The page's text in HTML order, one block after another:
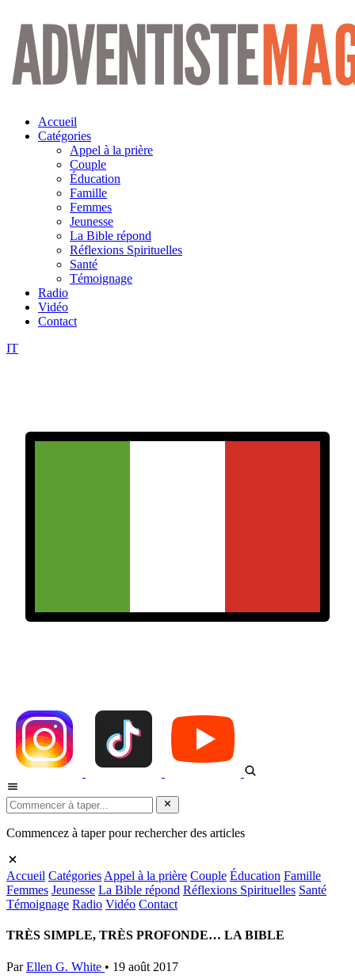
Aller
contenu
Accueil
Catégories
Appel à la prière
Couple
Éducation
Famille
Femmes
Jeunesse
La Bible répond
Réflexions Spirituelles
Santé
Témoignage
Radio
Vidéo
Contact
IT
Commencez à taper pour rechercher des articles
Accueil Catégories Appel à la prière Couple Éducation Famille
Femmes Jeunesse La Bible répond Réflexions Spirituelles Santé
Témoignage Radio Vidéo Contact
TRÈS SIMPLE, TRÈS PROFONDE… LA BIBLE
Par Ellen G. White • 19 août 2017